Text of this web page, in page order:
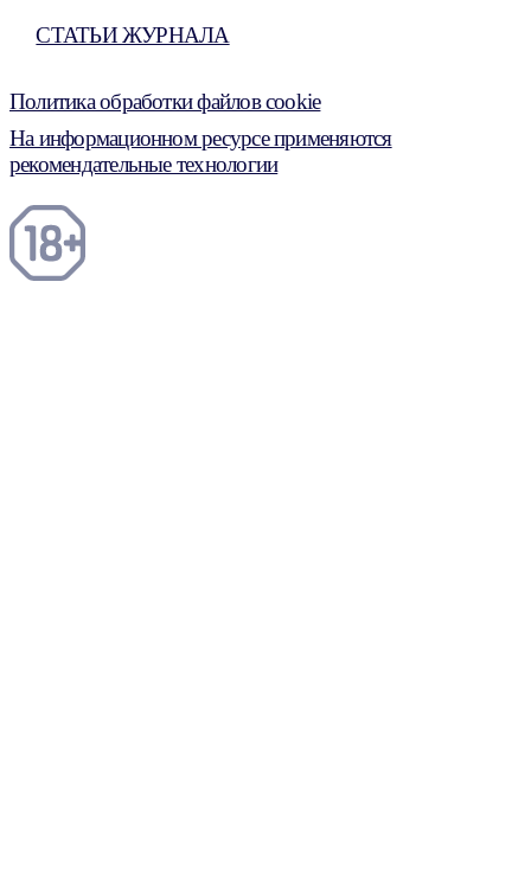
СТАТЬИ ЖУРНАЛА
Политика обработки файлов cookie
На информационном ресурсе применяются
рекомендательные технологии